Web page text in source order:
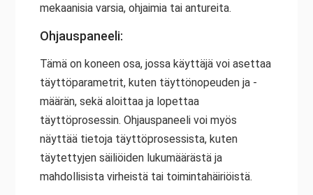
mekaanisia varsia, ohjaimia tai antureita.
Ohjauspaneeli:
Tämä on koneen osa, jossa käyttäjä voi asettaa
täyttöparametrit, kuten täyttönopeuden ja -
määrän, sekä aloittaa ja lopettaa
täyttöprosessin. Ohjauspaneeli voi myös
näyttää tietoja täyttöprosessista, kuten
täytettyjen säiliöiden lukumäärästä ja
mahdollisista virheistä tai toimintahäiriöistä.